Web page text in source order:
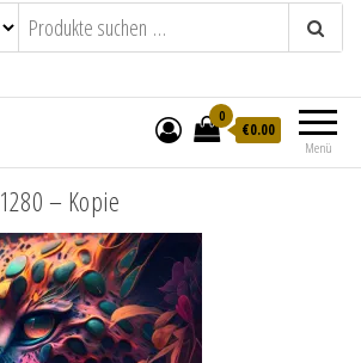
Menü
0
€0.00
– Kopie